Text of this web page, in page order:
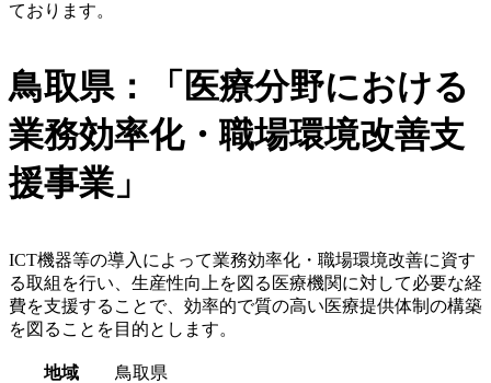
ております。
鳥取県：「医療分野における
業務効率化・職場環境改善支
援事業」
ICT機器等の導入によって業務効率化・職場環境改善に資す
る取組を行い、生産性向上を図る医療機関に対して必要な経
費を支援することで、効率的で質の高い医療提供体制の構築
を図ることを目的とします。
地域
鳥取県